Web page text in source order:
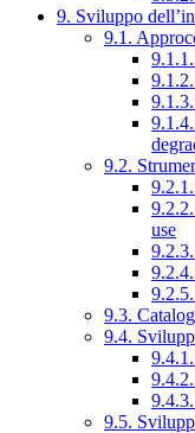
9. Sviluppo
9.1.
9.2.
use
9.3.
9.4.
9.5.